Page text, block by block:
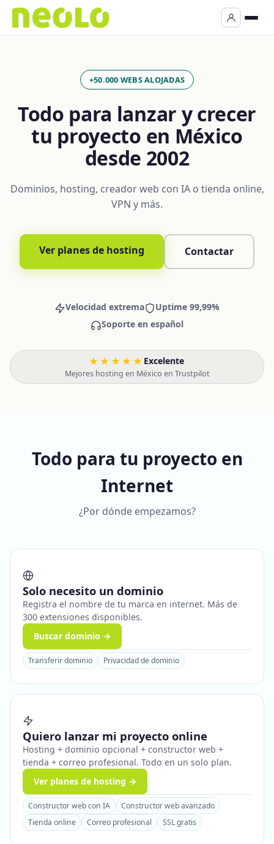
+50.000 WEBS ALOJADAS
Todo para lanzar y crecer
tu proyecto en México
desde 2002
Dominios, hosting, creador web con IA o tienda online,
VPN y más.
Ver planes de hosting Contactar
Velocidad extrema
Uptime 99,99%
Soporte en español
★★★★★ Excelente·
Mejores hosting en México en Trustpilot
Todo para tu proyecto en
Internet
¿Por dónde empezamos?
Solo necesito un dominio
Registra el nombre de tu marca en internet. Más de
300 extensiones disponibles.
Buscar dominio →
Transferir dominio Privacidad de dominio
Quiero lanzar mi proyecto online
Hosting + dominio opcional + constructor web +
tienda + correo profesional. Todo en un solo plan.
Ver planes de hosting →
Constructor web con IA
Constructor web avanzado
Tienda online
Correo profesional SSL gratis